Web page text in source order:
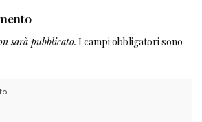
sarà pubblicato. I campi obbligatori sono